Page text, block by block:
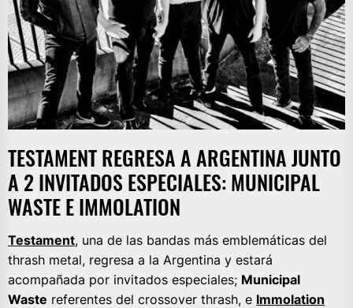
TESTAMENT REGRESA A ARGENTINA JUNTO
A 2 INVITADOS ESPECIALES: MUNICIPAL
WASTE E IMMOLATION
Testament, una de las bandas más emblemáticas del
thrash metal, regresa a la Argentina y estará
acompañada por invitados especiales; Municipal
Waste referentes del crossover thrash, e Immolation